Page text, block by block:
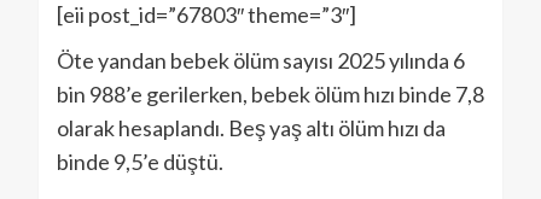
[eii post_id=”67803″ theme=”3″]
Öte yandan bebek ölüm sayısı 2025 yılında 6
bin 988’e gerilerken, bebek ölüm hızı binde 7,8
olarak hesaplandı. Beş yaş altı ölüm hızı da
binde 9,5’e düştü.